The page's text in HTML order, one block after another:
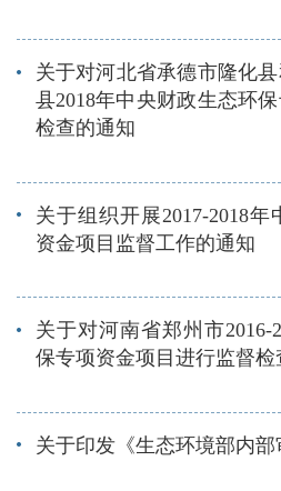
关于对河北省承德市隆化
县2018年中央财政生态环
检查的通知
关于组织开展2017-2018
资金项目监督工作的通知
关于对河南省郑州市2016-
保专项资金项目进行监督检
关于印发《生态环境部内